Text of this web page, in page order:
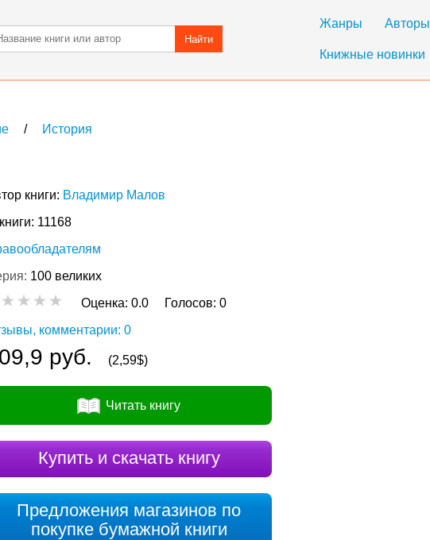
Жанры Авторы
Книжные новинки
Найти
История
книги: Владимир Малов
11168
100 великих
Оценка: 0.0 Голосов: 0
комментарии: 0
руб. (2,59$)
Читать книгу
Купить и скачать книгу
Предложения магазинов по
покупке бумажной книги